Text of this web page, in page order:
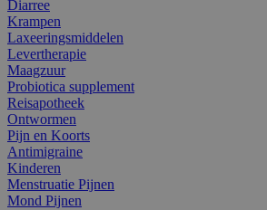
Diarree
Krampen
Laxeeringsmiddelen
Levertherapie
Maagzuur
Probiotica supplement
Reisapotheek
Ontwormen
Pijn en Koorts
Antimigraine
Kinderen
Menstruatie Pijnen
Mond Pijnen